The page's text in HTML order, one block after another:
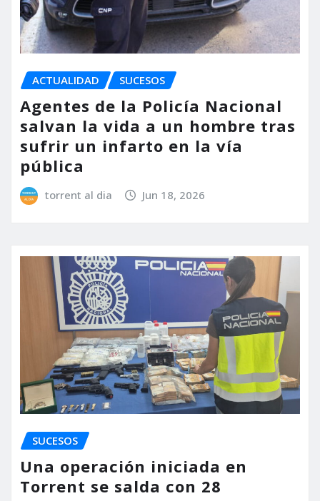
ACTUALIDAD SUCESOS
Agentes de la Policía Nacional
salvan la vida a un hombre tras
sufrir un infarto en la vía
pública
torrent al dia Jun 18, 2026
SUCESOS
Una operación iniciada en
Torrent se salda con 28